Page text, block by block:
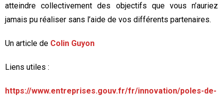
atteindre collectivement des objectifs que vous n’auriez
jamais pu réaliser sans l’aide de vos différents partenaires.
Un article de Colin Guyon
Liens utiles :
https://www.entreprises.gouv.fr/fr/innovation/poles-de-